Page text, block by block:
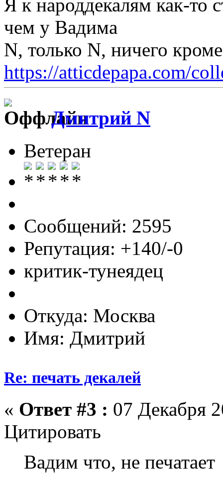
Я к народдекалям как-то
чем у Вадима
N, только N, ничего
https://atticdepapa.com/
Дмитрий N
Ветеран
Сообщений: 2595
Репутация: +140/-0
критик-тунеядец
Откуда: Москва
Имя: Дмитрий
Re: печать декалей
« Ответ #3 : 07 Декабря
Цитировать
Вадим что, не печатает